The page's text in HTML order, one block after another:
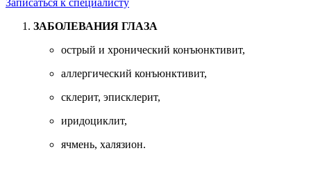
Записаться к специалисту
ЗАБОЛЕВАНИЯ ГЛАЗА
острый и хронический конъюнктивит,
аллергический конъюнктивит,
склерит, эписклерит,
иридоциклит,
ячмень, халязион.